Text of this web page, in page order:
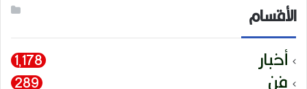
الأقسام
أخبار 1٬178
فن 289